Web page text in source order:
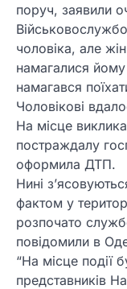
поруч, заявили
чоловіка, але
намагалися
намагався
Чоловікові
На місце
постраждалу
оформила ДТП.
Нині
фактом у
розпочато
повідомили в
“На місце події
представників